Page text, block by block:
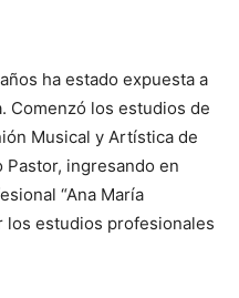
ha estado expuesta a
Comenzó los estudios de
Musical y Artística de
Pastor, ingresando en
“Ana María
los estudios profesionales